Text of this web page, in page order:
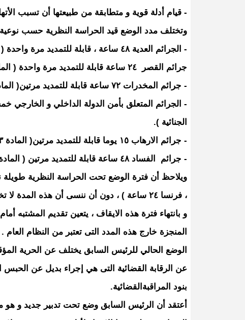
- قيام أدلة قوية و متطابقة من طبيعتها أن تسبب
وتختلف مدد الوضع قيد الحراسة النظرية حسب
- الجرائم العدية ٤٨ ساعة ، قابلة للتمديد مرة واحدة ( المادة ٥٧ من قانون الاجراءات الجنائية ) .
جرائم القصر ٢٤ ساعة قابلة للتمديد مرة واحدة ( المادة ١٠١ من قانون الحماية الجنائية للطفل .
- جرائم المخدرات ٧٢ ساعة قابلة للتمديد مرتين( المادة ٢٤ من قانون المخدرات ) .
الجنائية ).
- جرائم الارهاب ١٥ يوما قابلة للتمديد مرتين( المادة ٢٣ من قانون مكافحة الارهاب ) .
- جرائم الفساد ٤٨ ساعة قابلة للتمديد مرتين ( المادة ٢٧ من قانون مكافحة الفساد ) .
ويلاحظ أن فترة الوضع تحت الحراسة النظرية طويلة
، فرنسا ٢٤ ساعة ) ، دون أن ننسى أن هذه المدة لا تخصم من فترة العقوبة مثل الحبس الاحتياطي .
و بانتهاء فترة هذه الايقاف ، يتعين تقديم المشتبه
المنجزة خارج هذه المدد التى تعتبر من النظام العام .
الوضع الحالي للرئيس السابق يختلف عن الحرية
عن الرقابة القضائية التى هي إجراء بديل عن
بنود المراقبةالقضائية.